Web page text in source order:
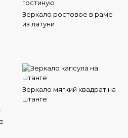
Зеркало ростовое в раме
из латуни
Зеркало мягкий квадрат на
штанге